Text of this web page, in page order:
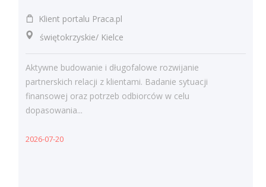
Klient portalu Praca.pl
świętokrzyskie/ Kielce
Aktywne budowanie i długofalowe rozwijanie
partnerskich relacji z klientami. Badanie sytuacji
finansowej oraz potrzeb odbiorców w celu
dopasowania...
2026-07-20